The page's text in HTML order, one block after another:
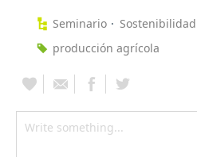
Seminario Sostenibilidad
producción agrícola